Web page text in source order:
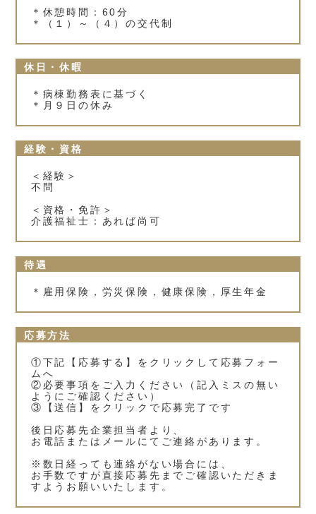
＊休憩時間：60分
＊（１）～（４）の交代制
休日・休暇
＊病棟勤務表に基づく
＊月９日の休み
経験・資格
＜経験＞
不問
＜資格・免許＞
介護福祉士：あれば尚可
待遇
＊雇用保険，労災保険，健康保険，厚生年金
応募方法
①下記【応募する】をクリックして応募フォー
ムへ
②必要事項をご入力ください（記入ミスの無い
ようにご確認ください）
③【送信】をクリックで応募完了です
後日応募先企業担当者より、
お電話またはメールにてご連絡があります。
※数日経っても連絡がない場合には、
お手数ですが直接応募先までご確認いただきま
すようお願いいたします。